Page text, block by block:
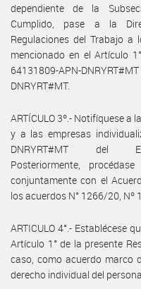
dependiente de la
Cumplido, pase a la
Regulaciones del Trabajo
mencionado en el Artículo
64131809-APN-
DNRYRT#MT.
ARTÍCULO 3º.- Notifíquese a
y a las empresas
DNRYRT#MT del EX-
Posteriormente,
conjuntamente con el
los acuerdos N° 1266/20, Nº
ARTICULO 4°.- Establécese
Artículo 1° de la presente
caso, como acuerdo marco
derecho individual del